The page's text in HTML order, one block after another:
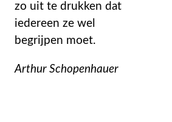
zo uit te drukken dat
iedereen ze wel
begrijpen moet.
Arthur Schopenhauer